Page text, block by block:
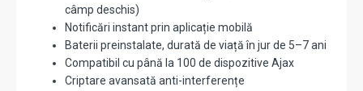
câmp deschis)
Notificări instant prin aplicație mobilă
Baterii preinstalate, durată de viață în jur de 5–7 ani
Compatibil cu până la 100 de dispozitive Ajax
Criptare avansată anti-interferențe